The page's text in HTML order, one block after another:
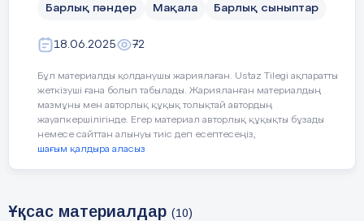
жүргізу; Патриоттық тәрбие мен ұлттық
басқарма жастар арасындағы өзекті мәселелер –
ортаға бейімделу сияқты бағыттарда нақты
шешімдер ұсынып, түрлі мемлекеттік қолдау
тетіктерін үйлестіреді. Жыл сайын түрлі
форумдар, тренингтер, фестивальдер мен
әлеуметтік жобалар жүзеге асырылып отырады.
Алматы қаласы Жастар саясаты басқармасындағы
Барлық пәндер Мақала Барлық сыныптар
18.06.2025 72
Бұл материалды қолданушы жариялаған. Ustaz Tilegi ақпаратты
жеткізуші ғана болып табылады. Жарияланған материалдың
мазмұны мен авторлық құқық толықтай автордың
жауапкершілігінде. Егер материал авторлық құқықты бұзады
немесе сайттан алынуы тиіс деп есептесеңіз,
шағым қалдыра аласыз
Ұқсас материалдар (10)